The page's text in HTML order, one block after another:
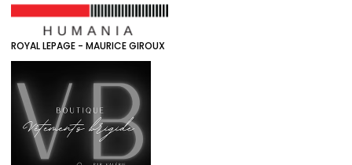
ROYAL LEPAGE - MAURICE GIROUX